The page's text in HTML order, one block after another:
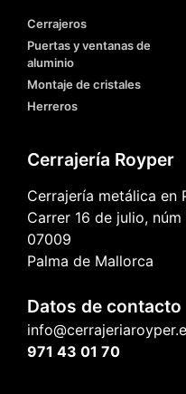
Cerrajeros
Puertas y ventanas de
aluminio
Montaje de cristales
Herreros
Cerrajería Royper
Cerrajería metálica en
Carrer 16 de julio, núm
07009
Palma de Mallorca
Datos de contacto
971 43 01 70